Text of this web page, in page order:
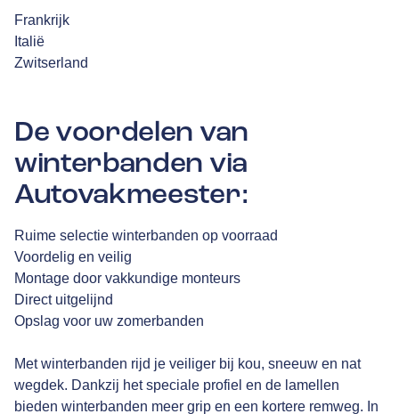
Frankrijk
Italië
Zwitserland
De voordelen van
winterbanden via
Autovakmeester:
Ruime selectie winterbanden op voorraad
Voordelig en veilig
Montage door vakkundige monteurs
Direct uitgelijnd
Opslag voor uw zomerbanden
Met winterbanden rijd je veiliger bij kou, sneeuw en nat
wegdek. Dankzij het speciale profiel en de lamellen
bieden winterbanden meer grip en een kortere remweg. In